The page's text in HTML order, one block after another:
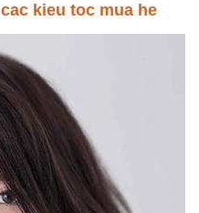
cac kieu toc mua he